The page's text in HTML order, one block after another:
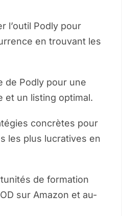
l’outil Podly pour
en trouvant les
de Podly pour une
et un listing optimal.
concrètes pour
les plus lucratives en
de formation
sur Amazon et au-